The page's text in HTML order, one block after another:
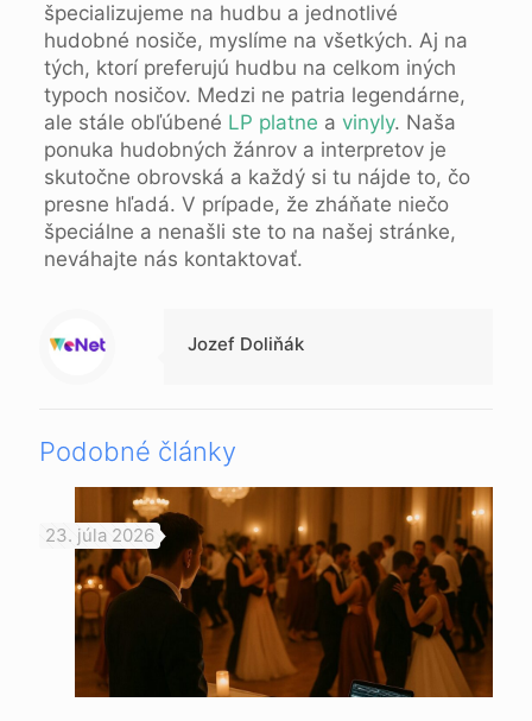
špecializujeme na hudbu a jednotlivé
hudobné nosiče, myslíme na všetkých. Aj na
tých, ktorí preferujú hudbu na celkom iných
typoch nosičov. Medzi ne patria legendárne,
ale stále obľúbené LP platne a vinyly. Naša
ponuka hudobných žánrov a interpretov je
skutočne obrovská a každý si tu nájde to, čo
presne hľadá. V prípade, že zháňate niečo
špeciálne a nenašli ste to na našej stránke,
neváhajte nás kontaktovať.
Jozef Doliňák
Podobné články
23. júla 2026